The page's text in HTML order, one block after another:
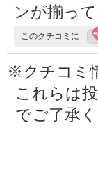
ンが揃っ
このクチコミに
※クチコミ
これらは
でご了承く